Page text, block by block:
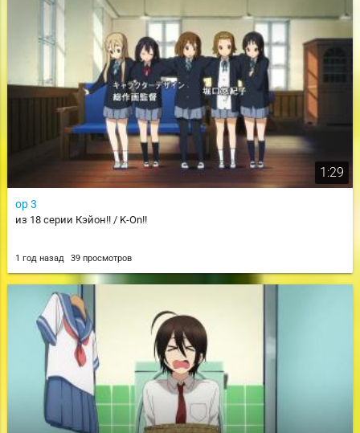
1:29
op 3
из 18 серии Кэйон!! / K-On!!
1 год назад 39 просмотров